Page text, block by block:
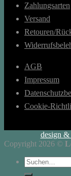
Zahlungsarten
Versand
Retouren/
AGB
Impressum
Cookie-
design &
Copyright 2026 ©
Suchen
nach: